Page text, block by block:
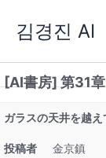
ス
キ
プ
김경진 AI
[AI書房] 第31
ガラスの天井を越え
投稿者 金京鎮